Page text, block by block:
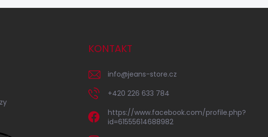
KONTAKT
info@jeans-store.cz
+420 226 633 784
https://www.facebook.com/profile.php?
id=61555614688982